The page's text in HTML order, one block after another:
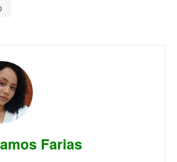
Farias